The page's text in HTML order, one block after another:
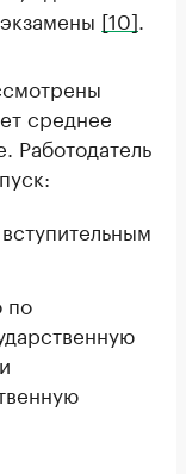
[10]
среднее
Работодатель
по